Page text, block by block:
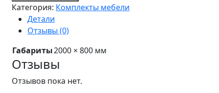
Категория: Комплекты мебели
Детали
Отзывы (0)
Габариты2000 × 800 мм
Отзывы
Отзывов пока нет.